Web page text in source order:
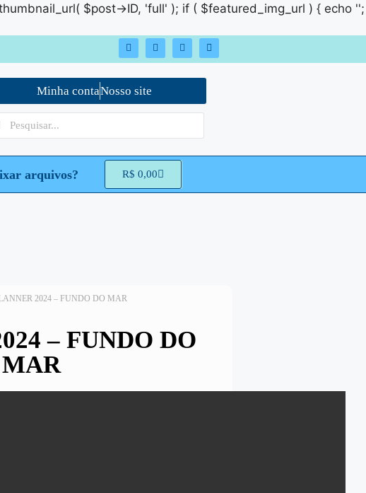
$post->ID, 'full' ); if ( $featured_img_url ) { echo '';
Minha contaNosso site
arquivos? R$ 0,00
2024 – FUNDO DO MAR
– FUNDO DO
MAR